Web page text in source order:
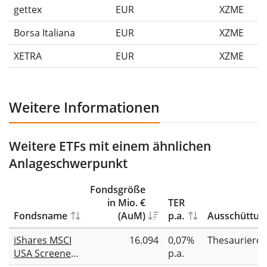
gettex
EUR
XZME
Borsa Italiana
EUR
XZME
XETRA
EUR XZME
Weitere Informationen
Weitere ETFs mit einem ähnlichen
Anlageschwerpunkt
Fondsname
Fondsgröße
in Mio. €
(AuM)
TER
p.a.
iShares MSCI
USA Screened
16.094
0,07%
p.a.